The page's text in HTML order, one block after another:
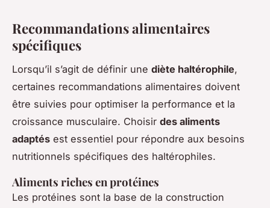
Recommandations alimentaires
spécifiques
Lorsqu’il s’agit de définir une diète haltérophile,
certaines recommandations alimentaires doivent
être suivies pour optimiser la performance et la
croissance musculaire. Choisir des aliments
adaptés est essentiel pour répondre aux besoins
nutritionnels spécifiques des haltérophiles.
Aliments riches en protéines
Les protéines sont la base de la construction